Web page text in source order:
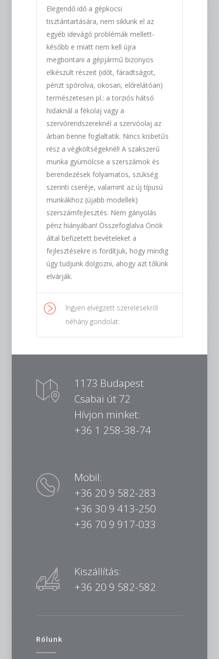
Elegendő idő a gépkocsi
tisztántartására, nem siklunk el az
egyéb idevágó problémák mellett-
később e miatt nem kell újra
megbontani a gépjármű bizonyos
elkészült részeit (időt, fáradtságot,
pénzt spórolva, okosan, előrelátóan)
természetesen pl.: a torziós hátsó
hidaknál a fékolaj vagy a
szervórendszereknél a szervóolaj az
árban benne foglaltatik. Nincs kisbetűs
rész a végköltségeknél! A szakszerű
munka gyümölcse a szerszámok és
berendezések folyamatos, szükség
szerinti cseréje, valamint az új típusú
munkákhoz (újabb modellek)
szerszámfejlesztés. Nem gányolás
pénz hiányában! Összefoglalva Önök
által befizetett bevételeket a
fejlesztésekre is fordítjuk, hogy mindig
úgy tudjunk dolgozni, ahogy azt tőlünk
elvárják.
Ingyen elvégzett szerelésekről
néhány gondolat:
1173 Budapest
Csabai út 72
Hívjon minket:
+36 1 258-38-74
Mobil:
+36 20 9 582-283
+36 30 9 413-250
+36 70 9 917-033
Kiszállítás:
+36 20 9 582-582
Rólunk